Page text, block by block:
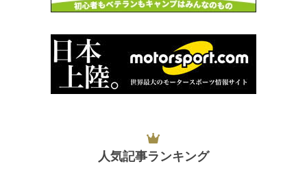
人気記事ランキング